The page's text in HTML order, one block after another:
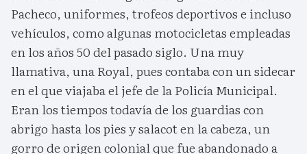
Pacheco, uniformes, trofeos deportivos e incluso
vehículos, como algunas motocicletas empleadas
en los años 50 del pasado siglo. Una muy
llamativa, una Royal, pues contaba con un sidecar
en el que viajaba el jefe de la Policía Municipal.
Eran los tiempos todavía de los guardias con
abrigo hasta los pies y salacot en la cabeza, un
gorro de origen colonial que fue abandonado a